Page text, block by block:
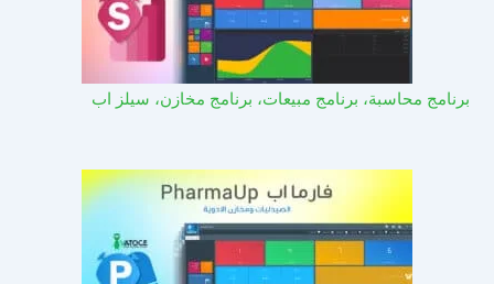
برنامج محاسبة، برنامج مبيعات، برنامج مخازن، سيلز اب